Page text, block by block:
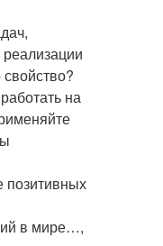
на
позитивных
в мире…,